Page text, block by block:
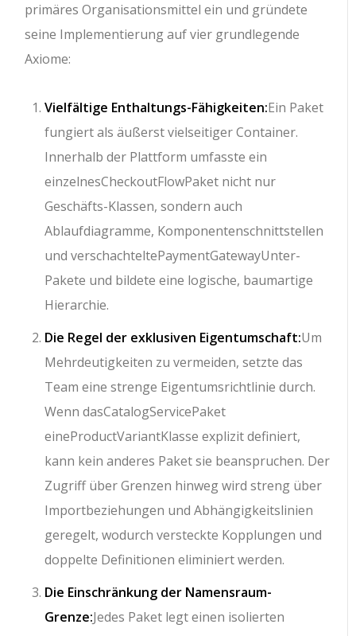
primäres Organisationsmittel ein und gründete
seine Implementierung auf vier grundlegende
Axiome:
Vielfältige Enthaltungs-Fähigkeiten:Ein Paket
fungiert als äußerst vielseitiger Container.
Innerhalb der Plattform umfasste ein
einzelnesCheckoutFlowPaket nicht nur
Geschäfts-Klassen, sondern auch
Ablaufdiagramme, Komponentenschnittstellen
und verschachteltePaymentGatewayUnter-
Pakete und bildete eine logische, baumartige
Hierarchie.
Die Regel der exklusiven Eigentumschaft:Um
Mehrdeutigkeiten zu vermeiden, setzte das
Team eine strenge Eigentumsrichtlinie durch.
Wenn dasCatalogServicePaket
eineProductVariantKlasse explizit definiert,
kann kein anderes Paket sie beanspruchen. Der
Zugriff über Grenzen hinweg wird streng über
Importbeziehungen und Abhängigkeitslinien
geregelt, wodurch versteckte Kopplungen und
doppelte Definitionen eliminiert werden.
Die Einschränkung der Namensraum-
Grenze:Jedes Paket legt einen isolierten